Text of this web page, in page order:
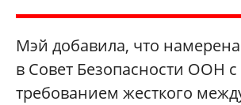
Мэй добавила, что
в Совет Безопасности ООН с
требованием жесткого